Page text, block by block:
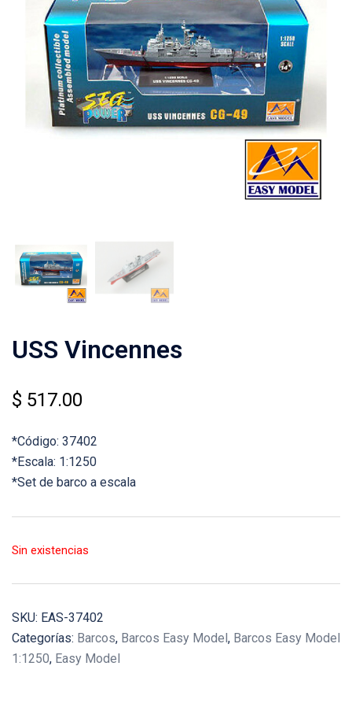
USS Vincennes
$ 517.00
*Código: 37402
*Escala: 1:1250
*Set de barco a escala
Sin existencias
SKU: EAS-37402
Categorías: Barcos, Barcos Easy Model, Barcos Easy Model
1:1250, Easy Model